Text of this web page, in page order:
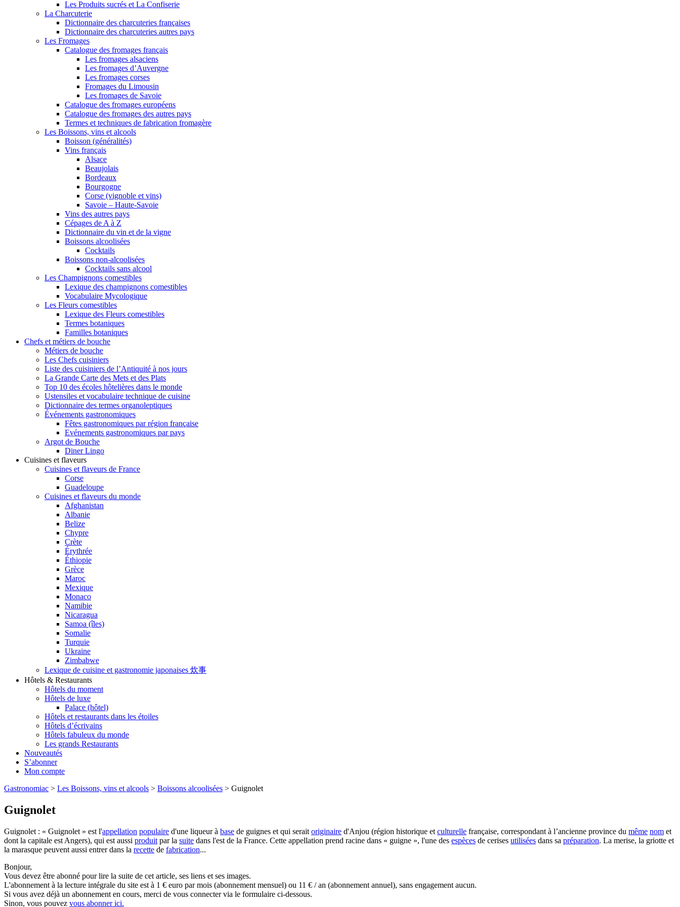
Les Produits sucrés et La Confiserie
La Charcuterie
Dictionnaire des charcuteries françaises
Dictionnaire des charcuteries autres pays
Les Fromages
Catalogue des fromages français
Les fromages alsaciens
Les fromages d’Auvergne
Les fromages corses
Fromages du Limousin
Les fromages de Savoie
Catalogue des fromages européens
Catalogue des fromages des autres pays
Termes et techniques de fabrication fromagère
Les Boissons, vins et alcools
Boisson (généralités)
Vins français
Alsace
Beaujolais
Bordeaux
Bourgogne
Corse (vignoble et vins)
Savoie – Haute-Savoie
Vins des autres pays
Cépages de A à Z
Dictionnaire du vin et de la vigne
Boissons alcoolisées
Cocktails
Boissons non-alcoolisées
Cocktails sans alcool
Les Champignons comestibles
Lexique des champignons comestibles
Vocabulaire Mycologique
Les Fleurs comestibles
Lexique des Fleurs comestibles
Termes botaniques
Familles botaniques
Chefs et métiers de bouche
Métiers de bouche
Les Chefs cuisiniers
Liste des cuisiniers de l’Antiquité à nos jours
La Grande Carte des Mets et des Plats
Top 10 des écoles hôtelières dans le monde
Ustensiles et vocabulaire technique de cuisine
Dictionnaire des termes organoleptiques
Événements gastronomiques
Fêtes gastronomiques par région française
Evénements gastronomiques par pays
Argot de Bouche
Diner Lingo
Cuisines et flaveurs
Cuisines et flaveurs de France
Corse
Guadeloupe
Cuisines et flaveurs du monde
Afghanistan
Albanie
Belize
Chypre
Crète
Érythrée
Éthiopie
Grèce
Maroc
Mexique
Monaco
Namibie
Nicaragua
Samoa (îles)
Somalie
Turquie
Ukraine
Zimbabwe
Lexique de cuisine et gastronomie japonaises 炊事
Hôtels & Restaurants
Hôtels du moment
Hôtels de luxe
Palace (hôtel)
Hôtels et restaurants dans les étoiles
Hôtels d’écrivains
Hôtels fabuleux du monde
Les grands Restaurants
Nouveautés
S’abonner
Mon compte
Gastronomiac > Les Boissons, vins et alcools > Boissons alcoolisées > Guignolet
Guignolet
Guignolet : « Guignolet » est l'appellation populaire d'une liqueur à base de guignes et qui serait originaire d'Anjou (région historique et culturelle française, correspondant à l’ancienne province du même nom et
dont la capitale est Angers), qui est aussi produit par la suite dans l'est de la France. Cette appellation prend racine dans « guigne », l'une des espèces de cerises utilisées dans sa préparation. La merise, la griotte et
la marasque peuvent aussi entrer dans la recette de fabrication...
Bonjour,
Vous devez être abonné pour lire la suite de cet article, ses liens et ses images.
L'abonnement à la lecture intégrale du site est à 1 € euro par mois (abonnement mensuel) ou 11 € / an (abonnement annuel), sans engagement aucun.
Si vous avez déjà un abonnement en cours, merci de vous connecter via le formulaire ci-dessous.
Sinon, vous pouvez vous abonner ici.